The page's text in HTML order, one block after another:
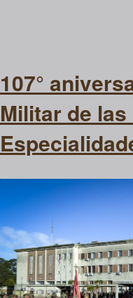
107°
Militar de